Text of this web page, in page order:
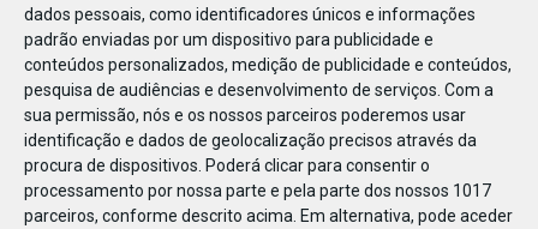
dados pessoais, como identificadores únicos e informações
padrão enviadas por um dispositivo para publicidade e
conteúdos personalizados, medição de publicidade e conteúdos,
pesquisa de audiências e desenvolvimento de serviços. Com a
sua permissão, nós e os nossos parceiros poderemos usar
identificação e dados de geolocalização precisos através da
procura de dispositivos. Poderá clicar para consentir o
processamento por nossa parte e pela parte dos nossos 1017
parceiros, conforme descrito acima. Em alternativa, pode aceder